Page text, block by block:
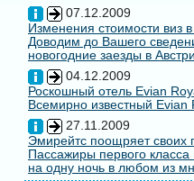
07.12.2009
Изменения стоимости виз
Доводим до Вашего
новогодние заезды в
04.12.2009
Роскошный отель Evian
Всемирно известный
27.11.2009
Эмирейтс поощряет своих
Пассажиры первого
на одну ночь в любом из